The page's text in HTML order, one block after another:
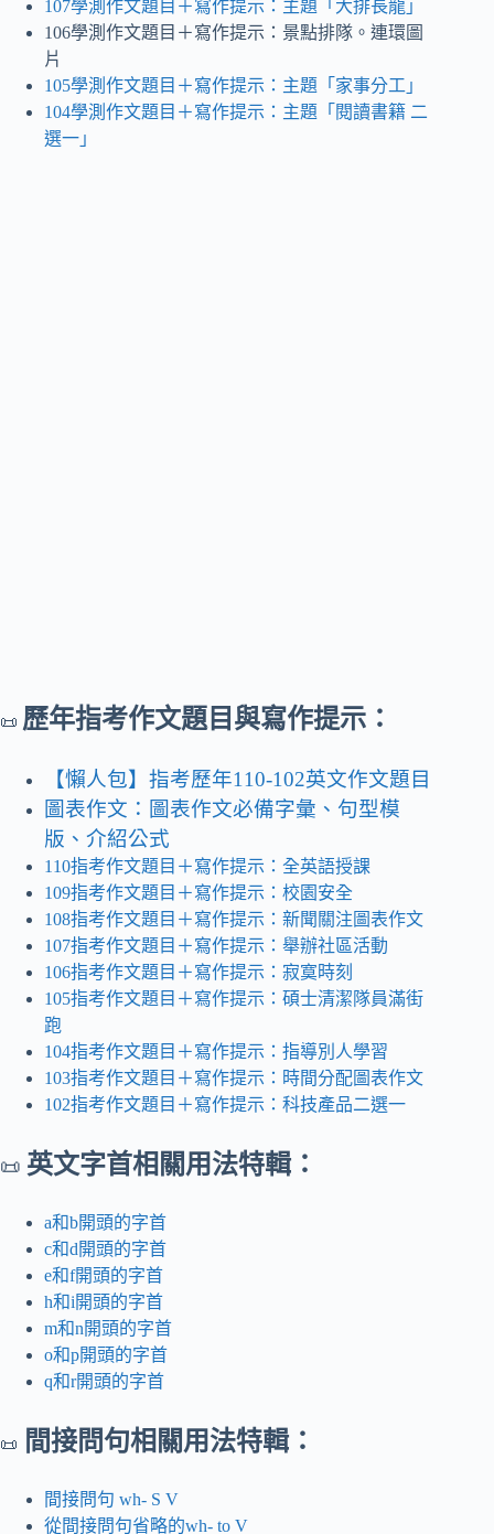
107學測作文題目＋寫作提示：主題「大排長龍」
106學測作文題目＋寫作提示：景點排隊。連環圖
片
105學測作文題目＋寫作提示：主題「家事分工」
104學測作文題目＋寫作提示：主題「閱讀書籍 二
選一」
📜 歷年指考作文題目與寫作提示：
【懶人包】指考歷年110-102英文作文題目
圖表作文：圖表作文必備字彙、句型模
版、介紹公式
110指考作文題目＋寫作提示：全英語授課
109指考作文題目＋寫作提示：校園安全
108指考作文題目＋寫作提示：新聞關注圖表作文
107指考作文題目＋寫作提示：舉辦社區活動
106指考作文題目＋寫作提示：寂寞時刻
105指考作文題目＋寫作提示：碩士清潔隊員滿街
跑
104指考作文題目＋寫作提示：指導別人學習
103指考作文題目＋寫作提示：時間分配圖表作文
102指考作文題目＋寫作提示：科技產品二選一
📜 英文字首相關用法特輯：
a和b開頭的字首
c和d開頭的字首
e和f開頭的字首
h和i開頭的字首
m和n開頭的字首
o和p開頭的字首
q和r開頭的字首
📜 間接問句相關用法特輯：
間接問句 wh- S V
從間接問句省略的wh- to V